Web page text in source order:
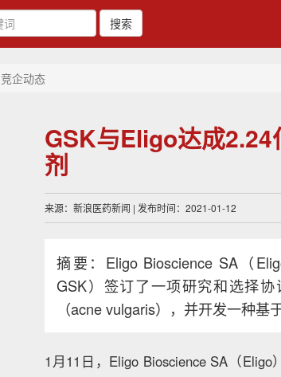
搜索
竞企动态
GSK与Eligo达成2.24
剂
来源：新浪医药新闻 | 发布时间：2021-01-12
摘要：Eligo Bioscience SA（
GSK）签订了一项研究和选择
（acne vulgaris），并开发一种基
1月11日，Eligo Bioscience SA（